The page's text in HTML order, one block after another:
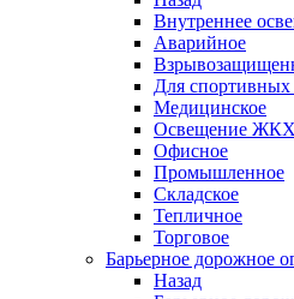
Внутреннее
Аварийное
Для спортивных
Медицинское
Освещение ЖКХ
Офисное
Промышленное
Складское
Тепличное
Торговое
Барьерное дорожное
Назад